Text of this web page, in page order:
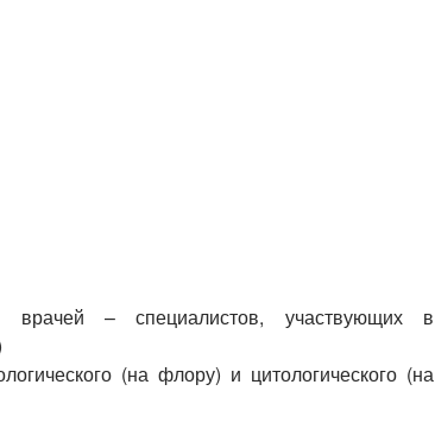
врачей – специалистов, участвующих в
(на флору) и цитологического (на